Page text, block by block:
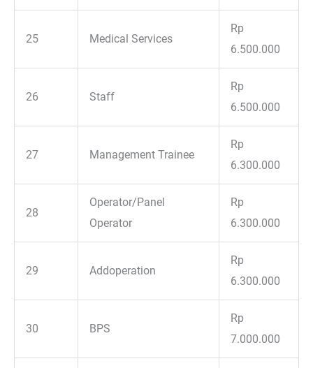
25 Medical Services
Rp
6.500.000
26 Staff
Rp
6.500.000
27 Management Trainee
Rp
6.300.000
28
Operator/Panel
Operator
Rp
6.300.000
29 Addoperation
Rp
6.300.000
30 BPS
Rp
7.000.000